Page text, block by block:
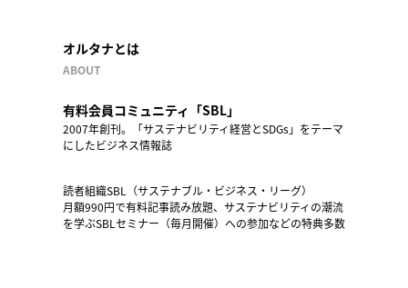
オルタナとは
ABOUT
有料会員コミュニティ「SBL」
2007年創刊。「サステナビリティ経営とSDGs」をテーマ
にしたビジネス情報誌
読者組織SBL（サステナブル・ビジネス・リーグ）
月額990円で有料記事読み放題、サステナビリティの潮流
を学ぶSBLセミナー（毎月開催）への参加などの特典多数